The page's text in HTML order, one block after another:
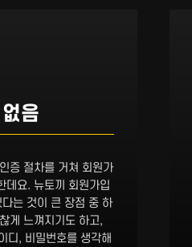
음
증 절차를 거쳐 회원가
데요. 뉴토끼 회원가입
는 것이 큰 장점 중 하
게 느껴지기도 하고,
디, 비밀번호를 생각해